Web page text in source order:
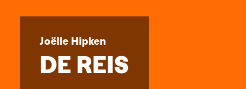
Joëlle Hipken
DE REIS